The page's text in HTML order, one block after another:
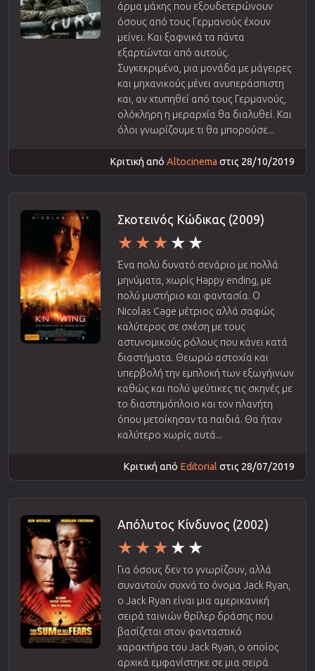
άρμα μάχης που εξουδετερώνουν
όσους από τους Γερμανούς έχουν
μείνει. Και ξαφνικά τα πάντα
εξαρτώνται από αυτούς.
Συγκεκριμένα, μια μονάδα με μάγειρες
και μηχανικούς μένει ανυπεράσπιστη
και, αν χτυπηθεί από τους Γερμανούς,
ολόκληρη η μεραρχία θα διαλυθεί. Και
όλοι γνωρίζουμε τι θα μπορούσε...
Κριτική από Altocinema στις 28/10/2019
Σκοτεινός Κώδικας (2009)
Ένα πολύ δυνατό σενάριο με πολλά
μηνύματα, χωρίς Happy ending, με
πολύ μυστήριο και φαντασία. Ο
Nicolas Cage μέτριος αλλά σαφώς
καλύτερος σε σχέση με τους
αστυνομικούς ρόλους που κάνει κατά
διαστήματα. Θεωρώ αστοχία και
υπερβολή την εμπλοκή των εξωγήινων
καθώς και πολύ ψεύτικες τις σκηνές με
το διαστημόπλοιο και τον πλανήτη
όπου μετοίκησαν τα παιδιά. Θα ήταν
καλύτερο χωρίς αυτά...
Κριτική από Editorialστις 28/07/2019
Απόλυτος Κίνδυνος (2002)
Για όσους δεν το γνωρίζουν, αλλά
συναντούν συχνά το όνομα Jack Ryan,
ο Jack Ryan είναι μια αμερικανική
σειρά ταινιών θρίλερ δράσης που
βασίζεται στον φανταστικό
χαρακτήρα του Jack Ryan, ο οποίος
αρχικά εμφανίστηκε σε μια σειρά